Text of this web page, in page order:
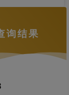
询结果